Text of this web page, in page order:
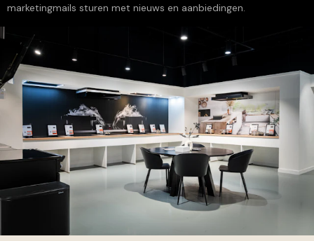
marketingmails sturen met nieuws en aanbiedingen.